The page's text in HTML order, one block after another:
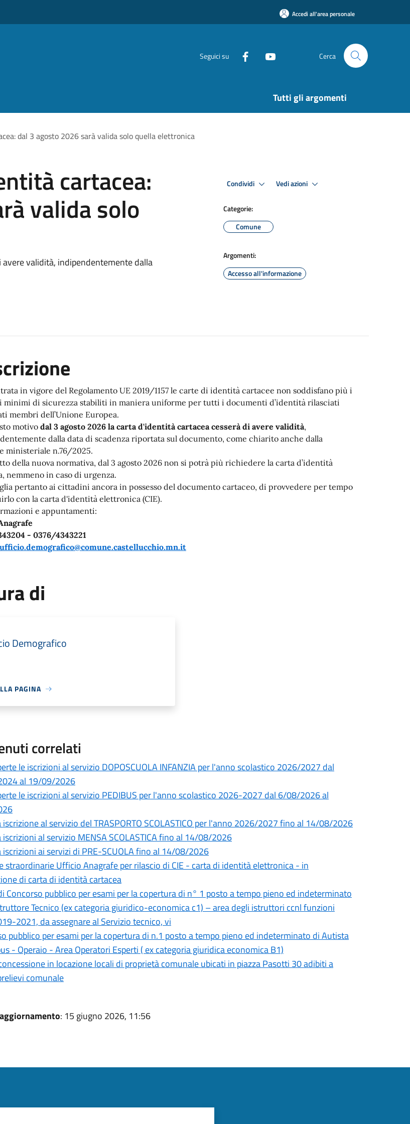
Accedi all'area personale
Seguici su Cerca
Tutti gli argomenti
dal 3 agosto 2026 sarà valida solo quella elettronica
cartacea:
valida solo
validità, indipendentemente dalla
Condividi Vedi azioni
Categorie:
Comune
Argomenti:
Accesso all'informazione
in vigore del Regolamento UE 2019/1157 le carte di identità cartacee non soddisfano più i
minimi di sicurezza stabiliti in maniera uniforme per tutti i documenti d’identità rilasciati
membri dell’Unione Europea.
motivodal 3 agosto 2026 la carta d'identità cartacea cesserà di avere validità,
dalla data di scadenza riportata sul documento, come chiarito anche dalla
ministeriale n.76/2025.
della nuova normativa, dal 3 agosto 2026 non si potrà più richiedere la carta d’identità
nemmeno in caso di urgenza.
pertanto ai cittadini ancora in possesso del documento cartaceo, di provvedere per tempo
con la carta d'identità elettronica (CIE).
e appuntamenti:
- 0376/4343221
ufficio.demografico@comune.castellucchio.mn.it
di
Demografico
PAGINA
correlati
le iscrizioni al servizio DOPOSCUOLA INFANZIA per l'anno scolastico 2026/2027 dal
al 19/09/2026
le iscrizioni al servizio PEDIBUS per l'anno scolastico 2026-2027 dal 6/08/2026 al
iscrizione al servizio del TRASPORTO SCOLASTICO per l'anno 2026/2027 fino al 14/08/2026
iscrizioni al servizio MENSA SCOLASTICA fino al 14/08/2026
iscrizioni ai servizi di PRE-SCUOLA fino al 14/08/2026
straordinarie Ufficio Anagrafe per rilascio di CIE - carta di identità elettronica - in
di carta di identità cartacea
Concorso pubblico per esami per la copertura di n° 1 posto a tempo pieno ed indeterminato
Tecnico (ex categoria giuridico-economica c1) – area degli istruttori ccnl funzioni
2021, da assegnare al Servizio tecnico, vi
pubblico per esami per la copertura di n.1 posto a tempo pieno ed indeterminato di Autista
- Operaio - Area Operatori Esperti ( ex categoria giuridica economica B1)
in locazione locali di proprietà comunale ubicati in piazza Pasotti 30 adibiti a
comunale
: 15 giugno 2026, 11:56